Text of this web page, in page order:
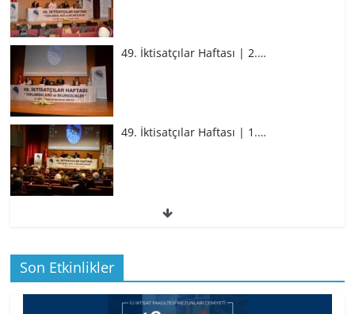
49. İktisatçılar Haftası | 2.…
49. İktisatçılar Haftası | 1.…
49. İktisatçılar Haftası | 1.…
BİZ İKTİSATLILAR: İÇİMİZDEN BİRİ PROF.
…
Son Etkinlikler